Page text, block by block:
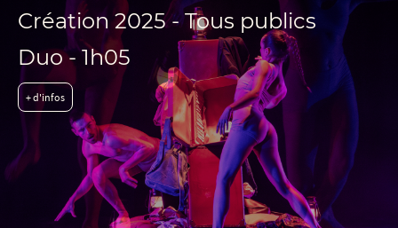
Création 2025 - Tous publics
Duo - 1h05
+ d'infos